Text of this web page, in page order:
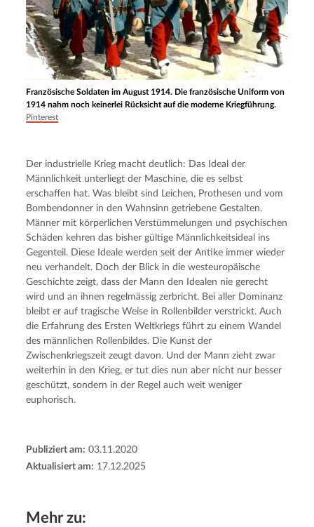
Französische Soldaten im August 1914. Die französische Uniform von
1914 nahm noch keinerlei Rücksicht auf die moderne Kriegführung.
Pinterest
Der industrielle Krieg macht deutlich: Das Ideal der
Männlichkeit unterliegt der Maschine, die es selbst
erschaffen hat. Was bleibt sind Leichen, Prothesen und vom
Bombendonner in den Wahnsinn getriebene Gestalten.
Männer mit körperlichen Verstümmelungen und psychischen
Schäden kehren das bisher gültige Männlichkeitsideal ins
Gegenteil. Diese Ideale werden seit der Antike immer wieder
neu verhandelt. Doch der Blick in die westeuropäische
Geschichte zeigt, dass der Mann den Idealen nie gerecht
wird und an ihnen regelmässig zerbricht. Bei aller Dominanz
bleibt er auf tragische Weise in Rollenbilder verstrickt. Auch
die Erfahrung des Ersten Weltkriegs führt zu einem Wandel
des männlichen Rollenbildes. Die Kunst der
Zwischenkriegszeit zeugt davon. Und der Mann zieht zwar
weiterhin in den Krieg, er tut dies nun aber nicht nur besser
geschützt, sondern in der Regel auch weit weniger
euphorisch.
Publiziert am: 03.11.2020
Aktualisiert am: 17.12.2025
Mehr zu: